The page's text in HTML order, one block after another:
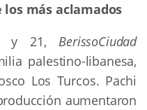
más aclamados
y 21,BerissoCiudad
palestino-libanesa,
Los Turcos. Pachi
aumentaron